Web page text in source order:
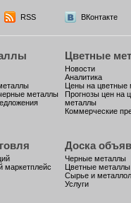
RSS ВКонтакте
металлы
Цветные
Новости
Аналитика
Цены на цветные
Прогнозы цен на
металлы
Коммерческие
маркетплейс
Доска
Черные металлы
Цветные металлы
Сырье и
Услуги